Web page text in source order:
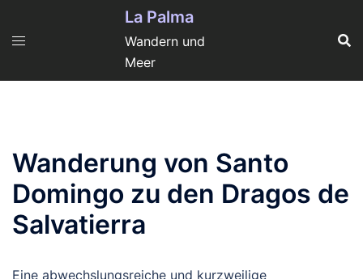
La Palma
Wandern und
Meer
Wanderung von Santo
Domingo zu den Dragos de
Salvatierra
Eine abwechslungsreiche und kurzweilige